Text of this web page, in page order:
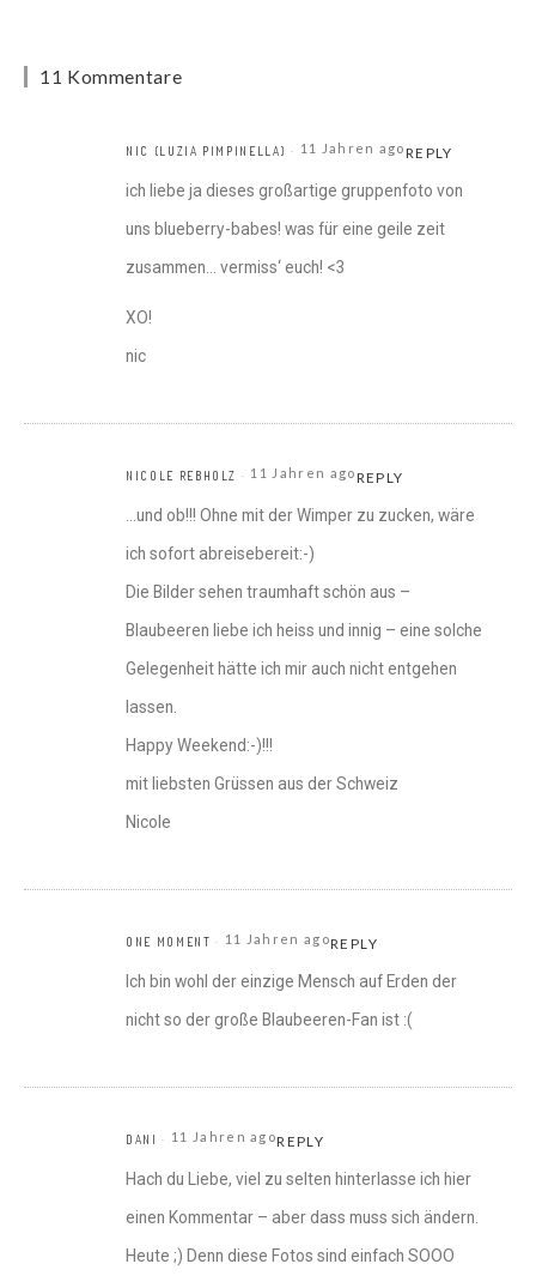
11 Kommentare
NIC {LUZIA PIMPINELLA} 11 Jahren agoREPLY
ich liebe ja dieses großartige gruppenfoto von
uns blueberry-babes! was für eine geile zeit
zusammen… vermiss‘ euch! <3
XO!
nic
NICOLE REBHOLZ 11 Jahren agoREPLY
…und ob!!! Ohne mit der Wimper zu zucken, wäre
ich sofort abreisebereit:-)
Die Bilder sehen traumhaft schön aus –
Blaubeeren liebe ich heiss und innig – eine solche
Gelegenheit hätte ich mir auch nicht entgehen
lassen.
Happy Weekend:-)!!!
mit liebsten Grüssen aus der Schweiz
Nicole
ONE MOMENT 11 Jahren agoREPLY
Ich bin wohl der einzige Mensch auf Erden der
nicht so der große Blaubeeren-Fan ist :(
DANI 11 Jahren agoREPLY
Hach du Liebe, viel zu selten hinterlasse ich hier
einen Kommentar – aber dass muss sich ändern.
Heute ;) Denn diese Fotos sind einfach SOOO